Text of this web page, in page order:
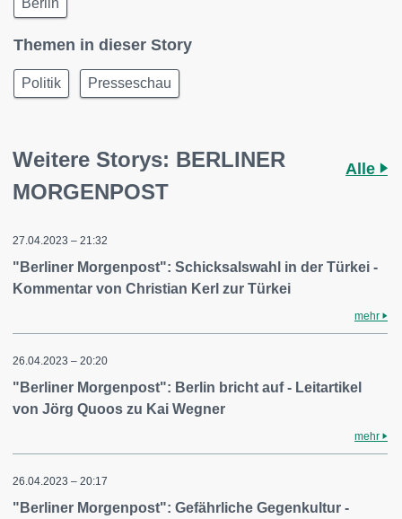
Berlin
Themen in dieser Story
Politik Presseschau
Weitere Storys: BERLINER
MORGENPOST
Alle
27.04.2023 – 21:32
"Berliner Morgenpost": Schicksalswahl in der Türkei -
Kommentar von Christian Kerl zur Türkei
mehr
26.04.2023 – 20:20
"Berliner Morgenpost": Berlin bricht auf - Leitartikel
von Jörg Quoos zu Kai Wegner
mehr
26.04.2023 – 20:17
"Berliner Morgenpost": Gefährliche Gegenkultur -